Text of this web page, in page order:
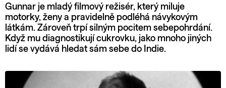
Gunnar je mladý filmový režisér, který miluje
motorky, ženy a pravidelně podléhá návykovým
látkám. Zároveň trpí silným pocitem sebepohrdání.
Když mu diagnostikují cukrovku, jako mnoho jiných
lidí se vydává hledat sám sebe do Indie.